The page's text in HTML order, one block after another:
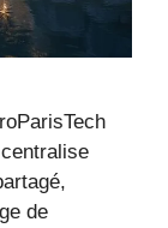
de